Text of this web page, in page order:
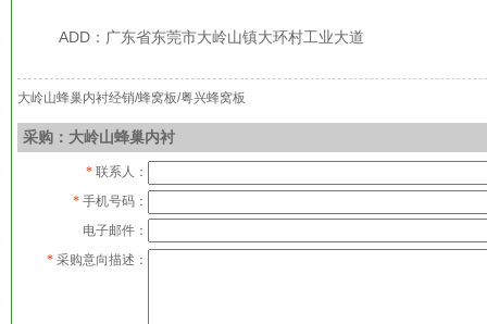
ADD：广东省东莞市大岭山镇大环村工业大道
大岭山蜂巢内衬经销/蜂窝板/粤兴蜂窝板
采购：大岭山蜂巢内衬
* 联系人：
* 手机号码：
电子邮件：
* 采购意向描述：